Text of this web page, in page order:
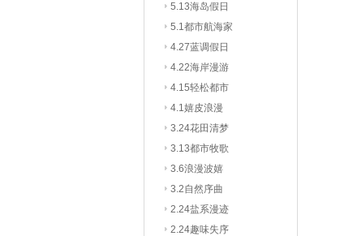
5.13海岛假日
5.1都市航海家
4.27蓝调假日
4.22海岸漫游
4.15轻松都市
4.1嬉皮浪漫
3.24花田清梦
3.13都市牧歌
3.6浪漫波嬉
3.2自然序曲
2.24盐系漫迹
2.24趣味失序